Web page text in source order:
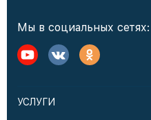
Мы в социальных сетях:
УСЛУГИ